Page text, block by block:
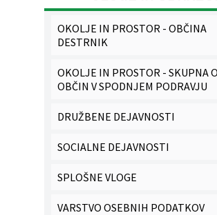
OKOLJE IN PROSTOR - OBČINA
DESTRNIK
OKOLJE IN PROSTOR - SKUPNA
OBČIN V SPODNJEM PODRAVJU
DRUŽBENE DEJAVNOSTI
SOCIALNE DEJAVNOSTI
SPLOŠNE VLOGE
VARSTVO OSEBNIH PODATKOV